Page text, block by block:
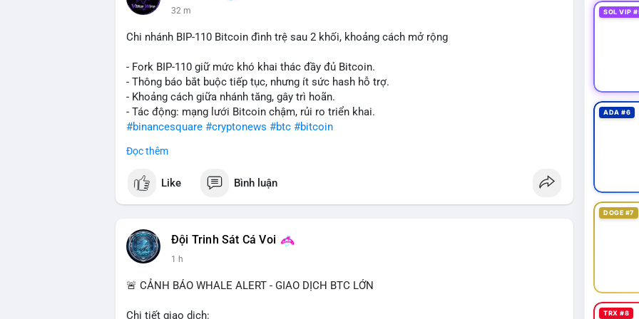
này đổ vào sàn, nhưng ngược lại, nó củng cố niềm tin nếu ví lạnh là đích đến.
Lời khuyên:
dịch trong 24 giờ tới. Tránh hành động theo cảm tính, ưu tiên quản trị rủi ro và không nên vội
vàng mua bán khi chưa xác nhận rõ ý đồ của cá voi.
#13dot1248btc #chuyenvilanh #phanphoisangiaodich
32 m
Chi nhánh BIP-110 Bitcoin đình trệ sau 2 khối, khoảng cách mở rộng
- Fork BIP-110 giữ mức khó khai thác đầy đủ Bitcoin.
- Thông báo bắt buộc tiếp tục, nhưng ít sức hash hỗ trợ.
- Khoảng cách giữa nhánh tăng, gây trì hoãn.
- Tác động: mạng lưới Bitcoin chậm, rủi ro triển khai.
#binancesquare #cryptonews #btc #bitcoin
$btc
#vlikevn #titanbot
Đọc thêm
Like Bình luận
Đội Trinh Sát Cá Voi
1 h
🚨 CẢNH BÁO WHALE ALERT - GIAO DỊCH BTC LỚN
Chi tiết giao dịch:
SOL VIP
ADA #6
DOGE #7
TRX #8